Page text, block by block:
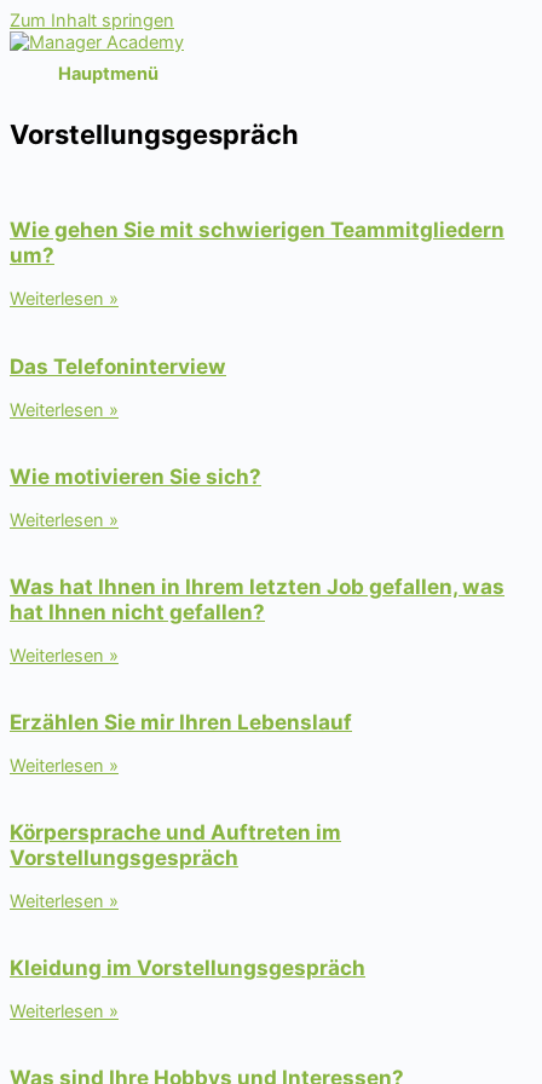
Zum Inhalt springen
Hauptmenü
Vorstellungsgespräch
Wie gehen Sie mit schwierigen Teammitgliedern
um?
Weiterlesen »
Das Telefoninterview
Weiterlesen »
Wie motivieren Sie sich?
Weiterlesen »
Was hat Ihnen in Ihrem letzten Job gefallen, was
hat Ihnen nicht gefallen?
Weiterlesen »
Erzählen Sie mir Ihren Lebenslauf
Weiterlesen »
Körpersprache und Auftreten im
Vorstellungsgespräch
Weiterlesen »
Kleidung im Vorstellungsgespräch
Weiterlesen »
Was sind Ihre Hobbys und Interessen?